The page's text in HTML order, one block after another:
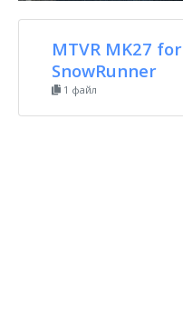
MTVR MK27 for
SnowRunner
1 файл